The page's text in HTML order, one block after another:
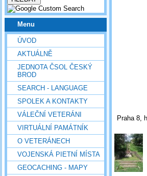
Menu
ÚVOD
AKTUÁLNĚ
JEDNOTA ČSOL ČESKÝ
BROD
SEARCH - LANGUAGE
SPOLEK A KONTAKTY
VÁLEČNÍ VETERÁNI
VIRTUÁLNÍ PAMÁTNÍK
O VETERÁNECH
VOJENSKÁ PIETNÍ MÍSTA
GEOCACHING - MAPY
Praha 8,